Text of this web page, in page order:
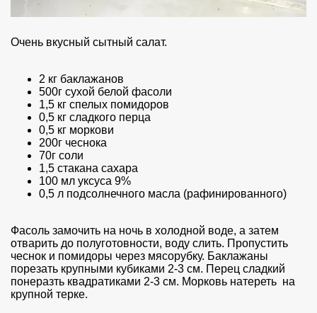
Очень вкусный сытный салат.
2 кг баклажанов
500г сухой белой фасоли
1,5 кг спелых помидоров
0,5 кг сладкого перца
0,5 кг моркови
200г чеснока
70г соли
1,5 стакана сахара
100 мл уксуса 9%
0,5 л подсолнечного масла (рафинированного)
Фасоль замочить на ночь в холодной воде, а затем
отварить до полуготовности, воду слить. Пропустить
чеснок и помидоры через мясорубку. Баклажаны
порезать крупными кубиками 2-3 см. Перец сладкий
понеразть квадратиками 2-3 см. Морковь натереть на
крупной терке.